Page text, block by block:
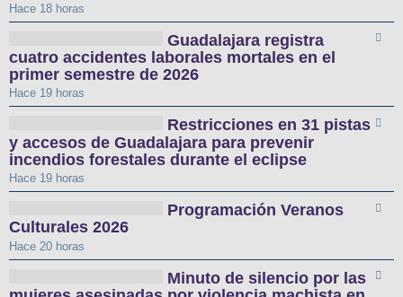
Hace 18 horas
Guadalajara registra
cuatro accidentes laborales mortales en el
primer semestre de 2026
Hace 19 horas
Restricciones en 31 pistas
y accesos de Guadalajara para prevenir
incendios forestales durante el eclipse
Hace 19 horas
Programación Veranos
Culturales 2026
Hace 20 horas
Minuto de silencio por las